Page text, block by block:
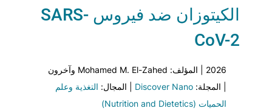
الكيتوزان ضد فيروس SARS-
CoV-2
2026 | المؤلف: Mohamed M. El-Zahed وآخرون
| المجلة:Discover Nano | المجال: التغذية وعلم
الحميات (Nutrition and Dietetics)